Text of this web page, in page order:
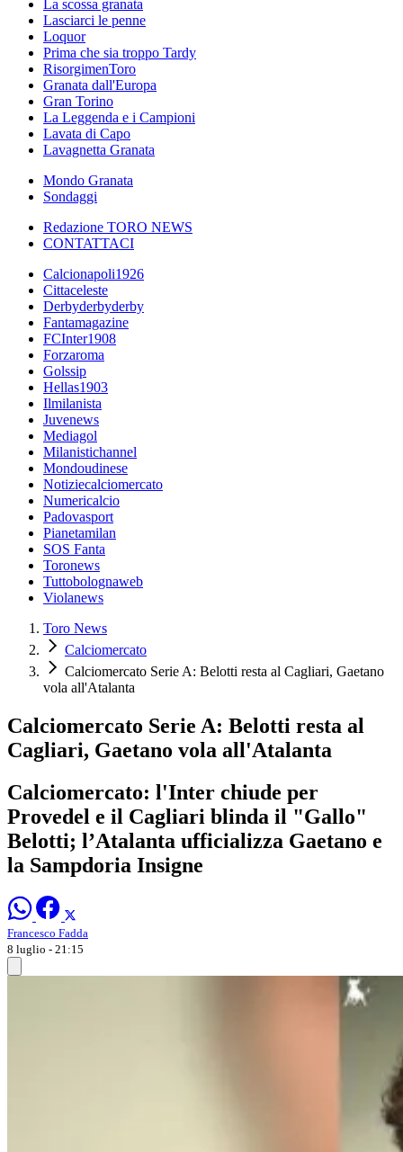
La scossa granata
Lasciarci le penne
Loquor
Prima che sia troppo Tardy
RisorgimenToro
Granata dall'Europa
Gran Torino
La Leggenda e i Campioni
Lavata di Capo
Lavagnetta Granata
Mondo Granata
Sondaggi
Redazione TORO NEWS
CONTATTACI
Calcionapoli1926
Cittaceleste
Derbyderbyderby
Fantamagazine
FCInter1908
Forzaroma
Golssip
Hellas1903
Ilmilanista
Juvenews
Mediagol
Milanistichannel
Mondoudinese
Notiziecalciomercato
Numericalcio
Padovasport
Pianetamilan
SOS Fanta
Toronews
Tuttobolognaweb
Violanews
Toro News
Calciomercato
Calciomercato Serie A: Belotti resta al Cagliari, Gaetano
vola all'Atalanta
Calciomercato Serie A: Belotti resta al
Cagliari, Gaetano vola all'Atalanta
Calciomercato: l'Inter chiude per
Provedel e il Cagliari blinda il "Gallo"
Belotti; l’Atalanta ufficializza Gaetano e
la Sampdoria Insigne
Francesco Fadda
8 luglio - 21:15